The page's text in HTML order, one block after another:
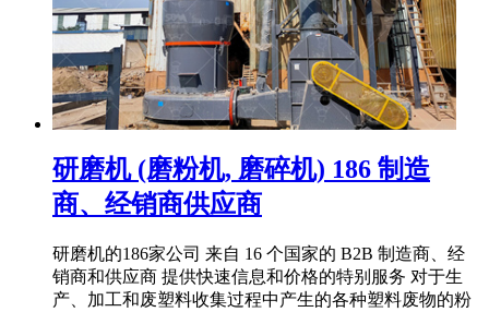
研磨机 (磨粉机, 磨碎机) 186 制造
商、经销商供应商
研磨机的186家公司 来自 16 个国家的 B2B 制造商、经
销商和供应商 提供快速信息和价格的特别服务 对于生
产、加工和废塑料收集过程中产生的各种塑料废物的粉